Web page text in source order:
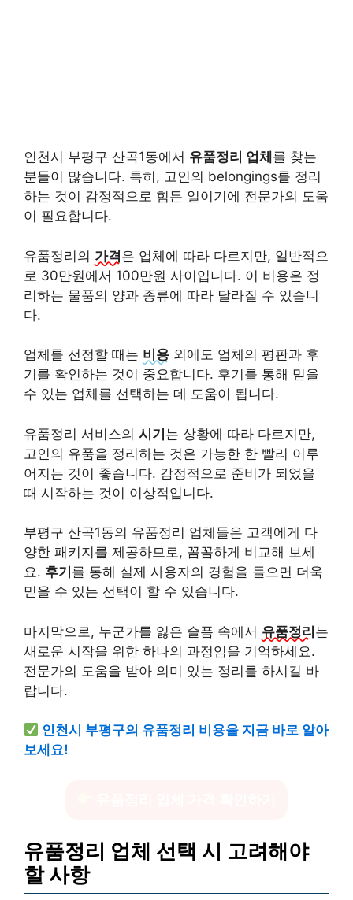
인천시 부평구 산곡1동에서 유품정리 업체 를 찾는
분들이 많습니다. 특히, 고인의 belongings를 정리
하는 것이 감정적으로 힘든 일이기에 전문가의 도움
이 필요합니다.
유품정리의 가격은 업체에 따라 다르지만, 일반적으
로 30만원에서 100만원 사이입니다. 이 비용은 정
리하는 물품의 양과 종류에 따라 달라질 수 있습니
다.
업체를 선정할 때는 비용 외에도 업체의 평판과 후
기를 확인하는 것이 중요합니다. 후기를 통해 믿을
수 있는 업체를 선택하는 데 도움이 됩니다.
유품정리 서비스의 시기는 상황에 따라 다르지만,
고인의 유품을 정리하는 것은 가능한 한 빨리 이루
어지는 것이 좋습니다. 감정적으로 준비가 되었을
때 시작하는 것이 이상적입니다.
부평구 산곡1동의 유품정리 업체들은 고객에게 다
양한 패키지를 제공하므로, 꼼꼼하게 비교해 보세
요. 후기 를 통해 실제 사용자의 경험을 들으면 더욱
믿을 수 있는 선택이 할 수 있습니다.
마지막으로, 누군가를 잃은 슬픔 속에서 유품정리는
새로운 시작을 위한 하나의 과정임을 기억하세요.
전문가의 도움을 받아 의미 있는 정리를 하시길 바
랍니다.
인천시 부평구의 유품정리 비용을 지금 바로 알아
보세요!
유품정리 업체 선택 시 고려해야
할 사항